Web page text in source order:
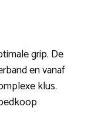
grip. De
en vanaf
klus.